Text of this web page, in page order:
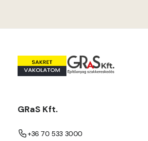
Mouse-grey D
GRaS Kft.
+36 70 533 3000